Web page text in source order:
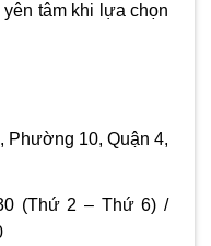
tâm khi lựa chọn
Phường 10, Quận 4,
(Thứ 2 – Thứ 6) /